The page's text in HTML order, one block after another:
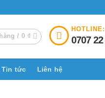
/ 0 ₫
HOTLINE:
0707
Tin tức Liên hệ